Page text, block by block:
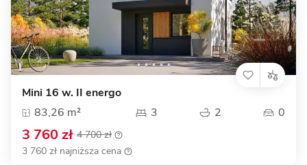
Mini 16 w. II energo
83,26 m²
3 2 0
3 760 zł 4 700 zł
3 760 zł najniższa cena